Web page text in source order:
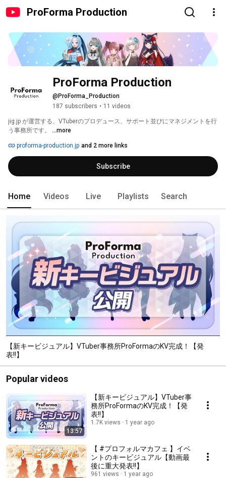
ProForma Production
ProForma Production
@ProForma_Production
187 subscribers • 11 videos
jig.jp が運営する、VTuberの​プロデュース、​サポート並びに​マネジメントを​行
う​事務所です。 ...more
proforma-production.jp and 2 more links
Subscribe
Home Videos Live Playlists Search
【新キービジュアル】VTuber事務所ProFormaのKV完成！【発
表!!】
Popular videos
13:57
【新キービジュアル】VTuber事
務所ProFormaのKV完成！【発
表!!】
1.7K views 1 year ago
【 #プロフォルマカフェ 】イベ
ントのキービジュアル【動画最
後に重大発表!!】
961 views 1 year ago